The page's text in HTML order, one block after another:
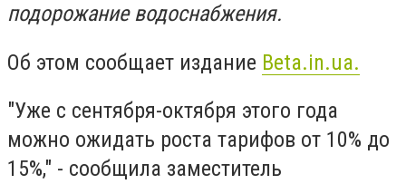
подорожание водоснабжения.
Об этом сообщает издание Beta.in.ua.
"Уже с сентября-октября этого года
можно ожидать роста тарифов от 10% до
15%," - сообщила заместитель